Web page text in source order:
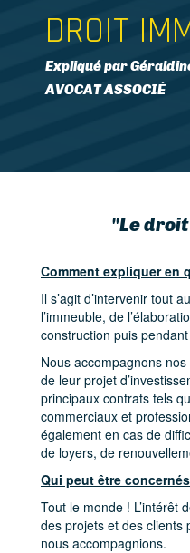
DROIT
Expliqué par
AVOCAT ASSOCIÉ
"Le
Comment expliquer en
Il s’agit d’intervenir tout
l’immeuble, de
construction puis
Nous accompagnons
de leur projet
principaux contrats tels
commerciaux et
également en cas de
de loyers, de
Qui peut être
Tout le monde ! L’intérêt
des projets et des clients
nous accompagnions.